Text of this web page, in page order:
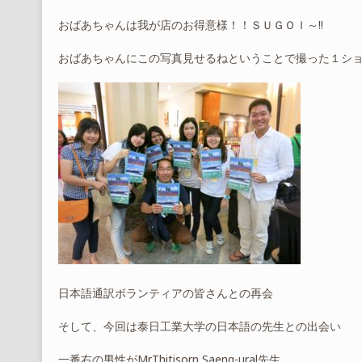
おばあちゃんは我が店のお得意様！！ＳＵＧＯＩ～!!
おばあちゃんにこの写真見せるねということで撮った１シ
日本語通訳ボランティアの皆さんとの再会
そして、今回は泰日工業大学の日本語の先生との出会い